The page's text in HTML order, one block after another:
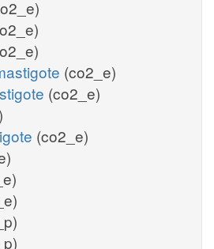
(co2_e)
(co2_e)
(co2_e)